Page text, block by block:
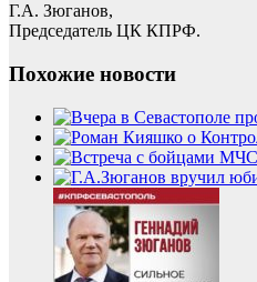
Г.А. Зюганов,
Председатель ЦК КПРФ.
Похожие новости